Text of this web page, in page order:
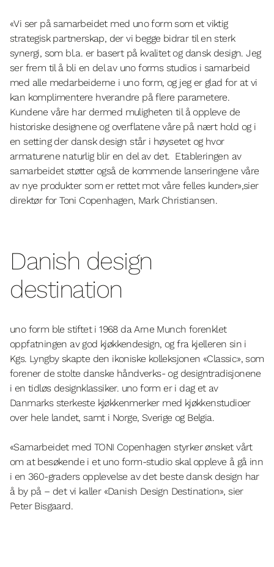
«Vi ser på samarbeidet med uno form som et viktig
strategisk partnerskap, der vi begge bidrar til en sterk
synergi, som bl.a. er basert på kvalitet og dansk design. Jeg
ser frem til å bli en del av uno forms studios i samarbeid
med alle medarbeiderne i uno form, og jeg er glad for at vi
kan komplimentere hverandre på flere parametere.
Kundene våre har dermed muligheten til å oppleve de
historiske designene og overflatene våre på nært hold og i
en setting der dansk design står i høysetet og hvor
armaturene naturlig blir en del av det. Etableringen av
samarbeidet støtter også de kommende lanseringene våre
av nye produkter som er rettet mot våre felles kunder»,sier
direktør for Toni Copenhagen, Mark Christiansen.
Danish design
destination
uno form ble stiftet i 1968 da Arne Munch forenklet
oppfatningen av god kjøkkendesign, og fra kjelleren sin i
Kgs. Lyngby skapte den ikoniske kolleksjonen «Classic», som
forener de stolte danske håndverks- og designtradisjonene
i en tidløs designklassiker. uno form er i dag et av
Danmarks sterkeste kjøkkenmerker med kjøkkenstudioer
over hele landet, samt i Norge, Sverige og Belgia.
«Samarbeidet med TONI Copenhagen styrker ønsket vårt
om at besøkende i et uno form-studio skal oppleve å gå inn
i en 360-graders opplevelse av det beste dansk design har
å by på – det vi kaller «Danish Design Destination», sier
Peter Bisgaard.